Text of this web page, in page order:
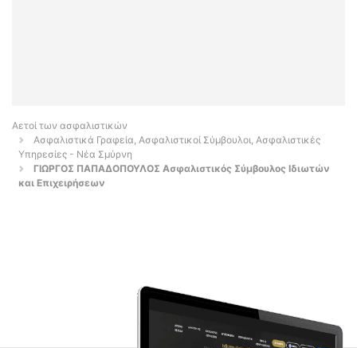
Αετοί των ασφαλιστικών
Ασφαλιστικά Γραφεία, Ασφαλιστικοί Σύμβουλοι, Ασφαλιστικές
Υπηρεσίες - Νέα Σμύρνη
ΓΙΩΡΓΟΣ ΠΑΠΑΔΟΠΟΥΛΟΣ Ασφαλιστικός Σύμβουλος Ιδιωτών
και Επιχειρήσεων